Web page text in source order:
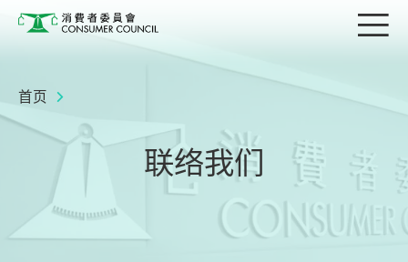
消费者委员会 目
首页
联络我们